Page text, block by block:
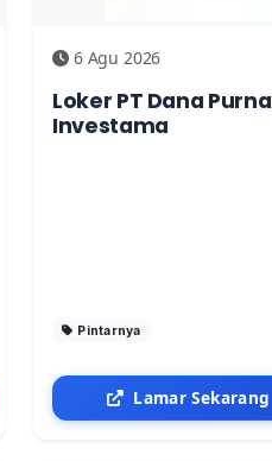
6 Agu 2026
Loker PT Dana Purna
Investama
Pintarnya
Lamar Sekarang